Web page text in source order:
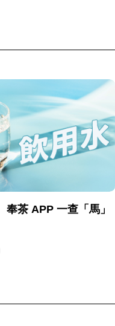
茶 APP 一查「馬」